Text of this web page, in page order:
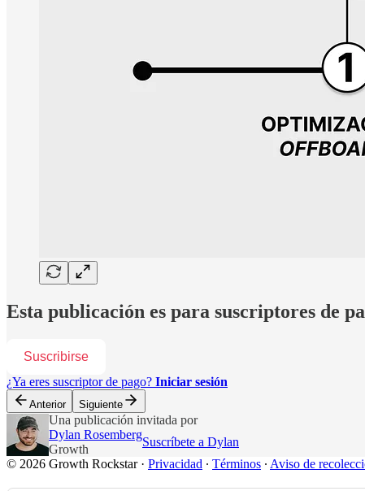
Esta publicación es para suscriptores de
Suscribirse
¿Ya eres suscriptor de pago? Iniciar sesión
Anterior Siguiente
Una publicación invitada por
Dylan Rosemberg
Growth
Suscríbete a Dylan
© 2026 Growth Rockstar· Privacidad ∙ Términos ∙ Aviso de